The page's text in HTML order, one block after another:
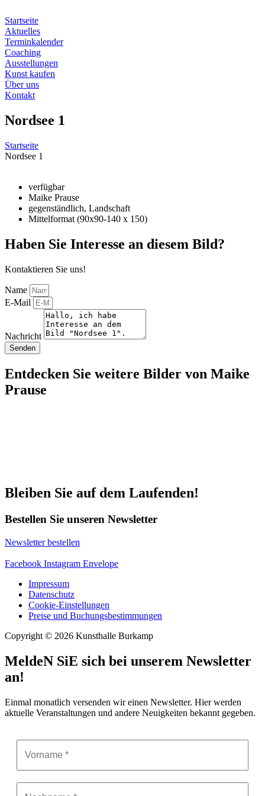
Inhalt
springen
Startseite
Aktuelles
Terminkalender
Coaching
Ausstellungen
Kunst kaufen
Über uns
Kontakt
Nordsee 1
Startseite
Nordsee 1
verfügbar
Maike Prause
gegenständlich, Landschaft
Mittelformat (90x90-140 x 150)
Haben Sie Interesse an diesem Bild?
Kontaktieren Sie uns!
Name
E-Mail
Nachricht
Senden
Entdecken Sie weitere Bilder von Maike
Prause
Bleiben Sie auf dem Laufenden!
Bestellen Sie unseren Newsletter
Newsletter bestellen
Facebook Instagram Envelope
Impressum
Datenschutz
Cookie-Einstellungen
Preise und Buchungsbestimmungen
Copyright © 2026 Kunsthalle Burkamp
MeldeN SiE sich bei unserem Newsletter
an!
Einmal monatlich versenden wir einen Newsletter. Hier werden
aktuelle Veranstaltungen und andere Neuigkeiten bekannt gegeben.